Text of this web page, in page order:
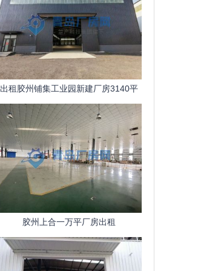
出租胶州铺集工业园新建厂房3140平
檐高12米可安行车办环评
胶州上合一万平厂房出租